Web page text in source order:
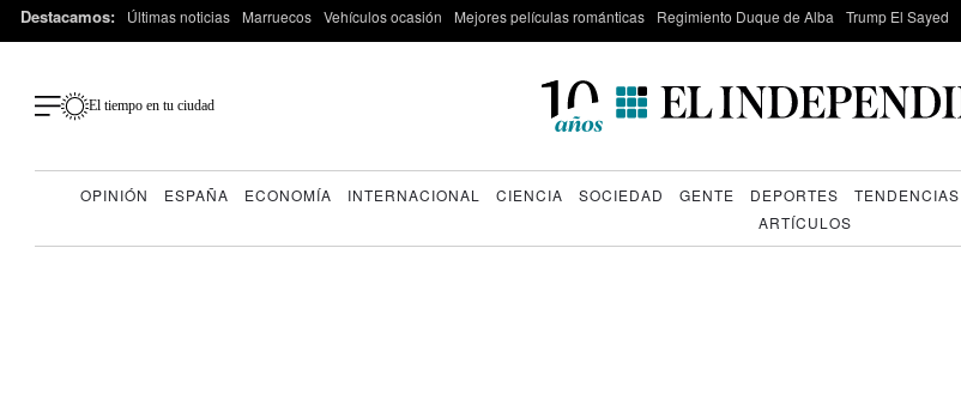
Destacamos: Últimas noticias Marruecos Vehículos ocasión Mejores películas románticas Regimiento Duque de Alba Trump El Sayed
El tiempo en tu ciudad
OPINIÓN ESPAÑA ECONOMÍA INTERNACIONAL CIENCIA SOCIEDAD GENTE DEPORTES TENDENCIAS
ARTÍCULOS